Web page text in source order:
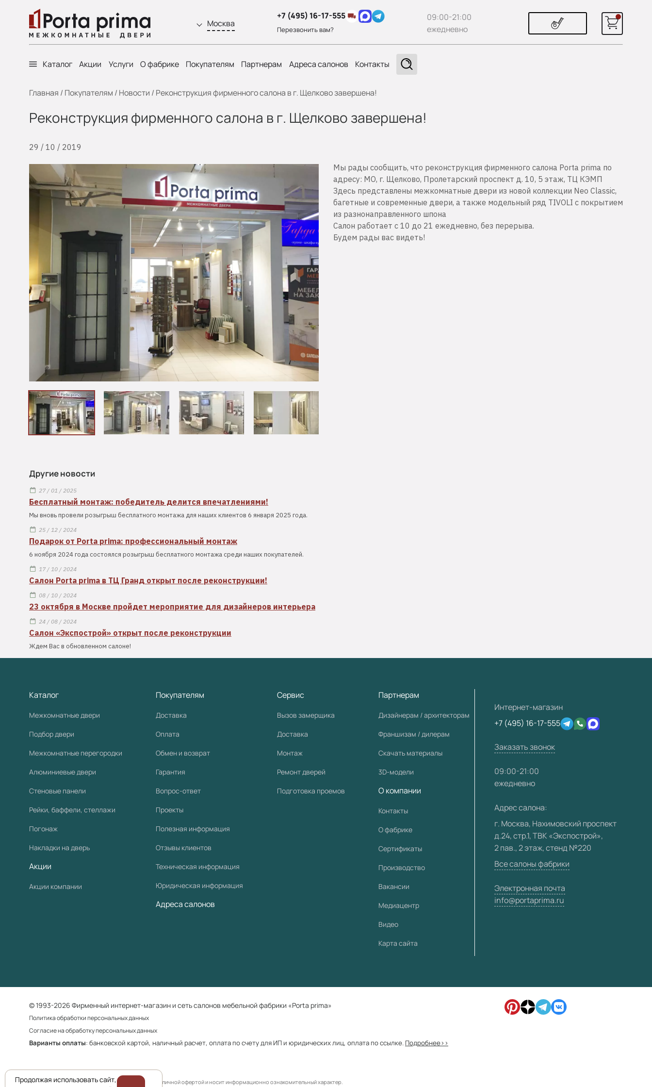
Москва
+7 (495) 16-17-555
Перезвонить вам?
09:00-21:00
ежедневно
Каталог Акции Услуги О фабрике Покупателям Партнерам Адреса салонов Контакты
Главная / Покупателям / Новости / Реконструкция фирменного салона в г. Щелково завершена!
Реконструкция фирменного салона в г. Щелково завершена!
29 / 10 / 2019
Мы рады сообщить, что реконструкция фирменного салона Porta prima по
адресу: МО, г. Щелково, Пролетарский проспект д. 10, 5 этаж, ТЦ КЭМП
Здесь представлены межкомнатные двери из новой коллекции Neo Classic,
багетные и современные двери, а также модельный ряд TIVOLI с покрытием
из разнонаправленного шпона
Салон работает с 10 до 21 ежедневно, без перерыва.
Будем рады вас видеть!
Другие новости
27 / 01 / 2025
Бесплатный монтаж: победитель делится впечатлениями!
Мы вновь провели розыгрыш бесплатного монтажа для наших клиентов 6 января 2025 года.
25 / 12 / 2024
Подарок от Porta prima: профессиональный монтаж
6 ноября 2024 года состоялся розыгрыш бесплатного монтажа среди наших покупателей.
17 / 10 / 2024
Салон Porta prima в ТЦ Гранд открыт после реконструкции!
08 / 10 / 2024
23 октября в Москве пройдет мероприятие для дизайнеров интерьера
24 / 08 / 2024
Салон «Экспострой» открыт после реконструкции
Ждем Вас в обновленном салоне!
Каталог
Межкомнатные двери
Подбор двери
Межкомнатные перегородки
Алюминиевые двери
Стеновые панели
Рейки, баффели, стеллажи
Погонаж
Накладки на дверь
Акции
Акции компании
Покупателям
Доставка
Оплата
Обмен и возврат
Гарантия
Вопрос-ответ
Проекты
Полезная информация
Отзывы клиентов
Техническая информация
Юридическая информация
Адреса салонов
Сервис
Вызов замерщика
Доставка
Монтаж
Ремонт дверей
Подготовка проемов
Партнерам
Дизайнерам / архитекторам
Франшизам / дилерам
Скачать материалы
3D-модели
О компании
Контакты
О фабрике
Сертификаты
Производство
Вакансии
Медиацентр
Видео
Карта сайта
Интернет-магазин
+7 (495) 16-17-555
Заказать звонок
09:00-21:00
ежедневно
Адрес салона:
г. Москва, Нахимовский проспект
д.24, стр.1, ТВК «Экспострой»,
2 пав., 2 этаж, стенд №220
Все салоны фабрики
Электронная почта
info@portaprima.ru
© 1993-2026 Фирменный интернет-магазин и сеть салонов мебельной фабрики «Porta prima»
Политика обработки персональных данных
Согласие на обработку персональных данных
Варианты оплаты: банковской картой, наличный расчет, оплата по счету для ИП и юридических лиц, оплата по ссылке. Подробнее>>
Приведенная на сайте информация не является публичной офертой и носит информационно ознакомительный характер.
Продолжая использовать сайт,